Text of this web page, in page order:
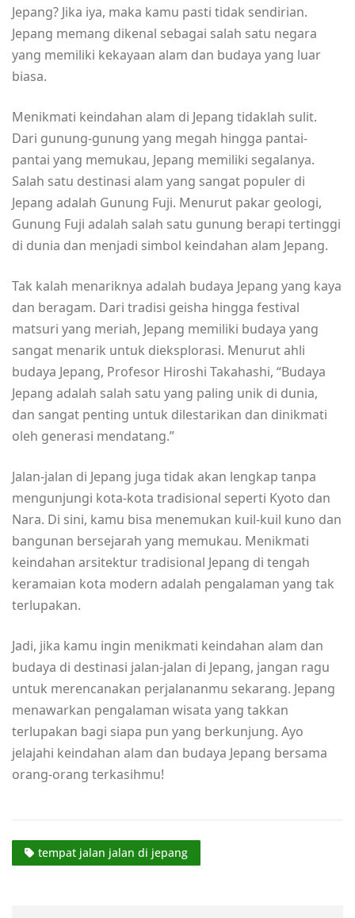
Jepang? Jika iya, maka kamu pasti tidak sendirian.
Jepang memang dikenal sebagai salah satu negara
yang memiliki kekayaan alam dan budaya yang luar
biasa.
Menikmati keindahan alam di Jepang tidaklah sulit.
Dari gunung-gunung yang megah hingga pantai-
pantai yang memukau, Jepang memiliki segalanya.
Salah satu destinasi alam yang sangat populer di
Jepang adalah Gunung Fuji. Menurut pakar geologi,
Gunung Fuji adalah salah satu gunung berapi tertinggi
di dunia dan menjadi simbol keindahan alam Jepang.
Tak kalah menariknya adalah budaya Jepang yang kaya
dan beragam. Dari tradisi geisha hingga festival
matsuri yang meriah, Jepang memiliki budaya yang
sangat menarik untuk dieksplorasi. Menurut ahli
budaya Jepang, Profesor Hiroshi Takahashi, “Budaya
Jepang adalah salah satu yang paling unik di dunia,
dan sangat penting untuk dilestarikan dan dinikmati
oleh generasi mendatang.”
Jalan-jalan di Jepang juga tidak akan lengkap tanpa
mengunjungi kota-kota tradisional seperti Kyoto dan
Nara. Di sini, kamu bisa menemukan kuil-kuil kuno dan
bangunan bersejarah yang memukau. Menikmati
keindahan arsitektur tradisional Jepang di tengah
keramaian kota modern adalah pengalaman yang tak
terlupakan.
Jadi, jika kamu ingin menikmati keindahan alam dan
budaya di destinasi jalan-jalan di Jepang, jangan ragu
untuk merencanakan perjalananmu sekarang. Jepang
menawarkan pengalaman wisata yang takkan
terlupakan bagi siapa pun yang berkunjung. Ayo
jelajahi keindahan alam dan budaya Jepang bersama
orang-orang terkasihmu!
tempat jalan jalan di jepang